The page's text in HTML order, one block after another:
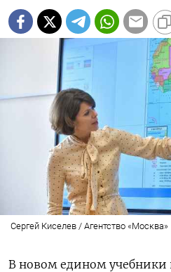
Сергей Киселев / Агентство «Москва»
В новом едином учебники